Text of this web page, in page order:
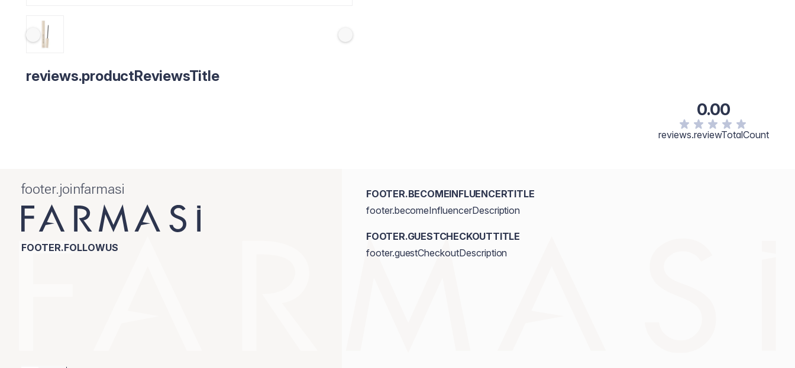
reviews.productReviewsTitle
0.00
reviews.reviewTotalCount
footer.joinfarmasi
FOOTER.FOLLOWUS
FOOTER.BECOMEINFLUENCERTITLE
footer.becomeInfluencerDescription
FOOTER.GUESTCHECKOUTTITLE
footer.guestCheckoutDescription